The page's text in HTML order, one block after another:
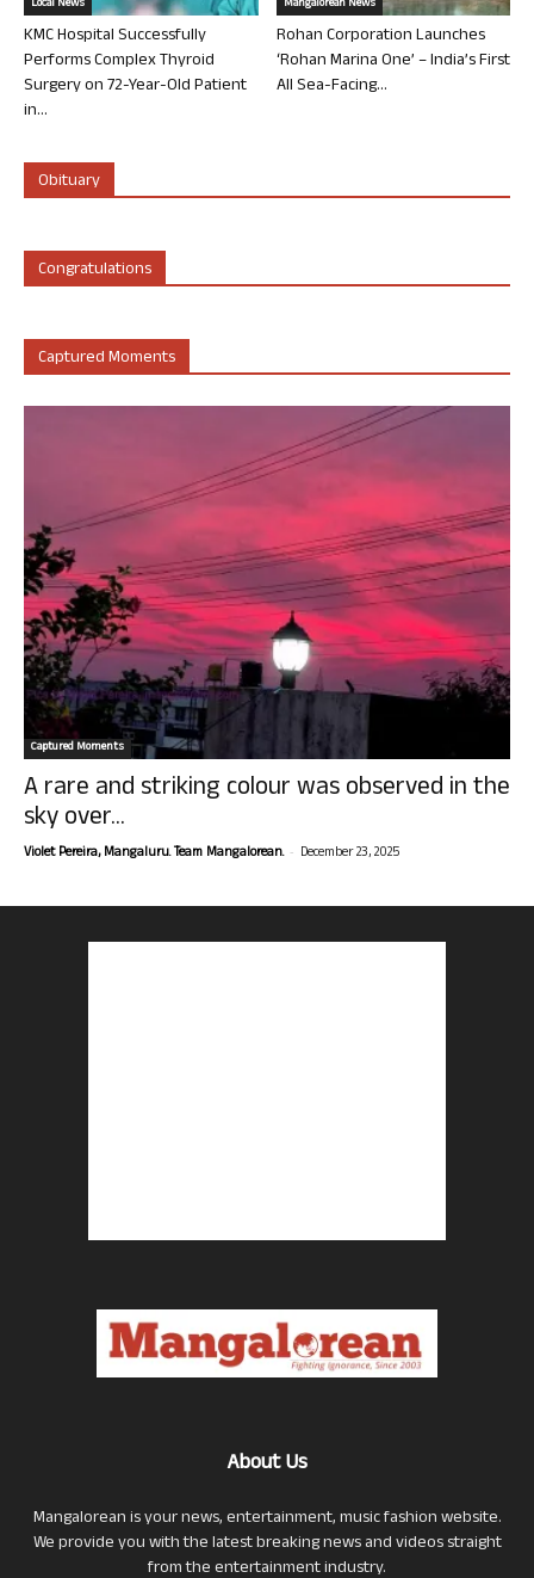
KMC Hospital Successfully
Performs Complex Thyroid
Surgery on 72-Year-Old Patient
in...
Rohan Corporation Launches
‘Rohan Marina One’ – India’s First
All Sea-Facing...
Obituary
Congratulations
Captured Moments
Captured Moments
A rare and striking colour was observed in the
sky over...
Violet Pereira, Mangaluru. Team Mangalorean. - December 23, 2025
About Us
Mangalorean is your news, entertainment, music fashion website.
We provide you with the latest breaking news and videos straight
from the entertainment industry.